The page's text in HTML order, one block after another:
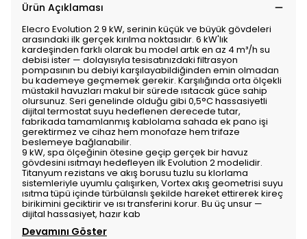
Ürün Açıklaması
Elecro Evolution 2 9 kW, serinin küçük ve büyük gövdeleri
arasındaki ilk gerçek kırılma noktasıdır. 6 kW'lık
kardeşinden farklı olarak bu model artık en az 4 m³/h su
debisi ister — dolayısıyla tesisatınızdaki filtrasyon
pompasının bu debiyi karşılayabildiğinden emin olmadan
bu kademeye geçmemek gerekir. Karşılığında orta ölçekli
müstakil havuzları makul bir sürede ısıtacak güce sahip
olursunuz. Seri genelinde olduğu gibi 0,5°C hassasiyetli
dijital termostat suyu hedeflenen derecede tutar,
fabrikada tamamlanmış kablolama sahada ek pano işi
gerektirmez ve cihaz hem monofaze hem trifaze
beslemeye bağlanabilir.
9 kW, spa ölçeğinin ötesine geçip gerçek bir havuz
gövdesini ısıtmayı hedefleyen ilk Evolution 2 modelidir.
Titanyum rezistans ve akış borusu tuzlu su klorlama
sistemleriyle uyumlu çalışırken, Vortex akış geometrisi suyu
ısıtma tüpü içinde türbülanslı şekilde hareket ettirerek kireç
birikimini geciktirir ve ısı transferini korur. Bu üç unsur —
dijital hassasiyet, hazır kab
Devamını Göster